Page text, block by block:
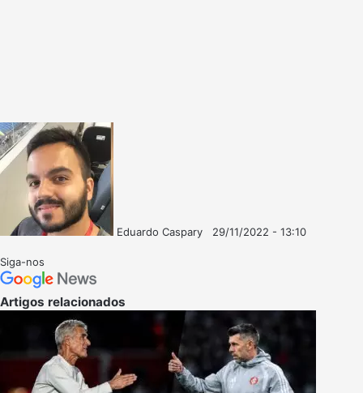
Eduardo Caspary
29/11/2022 - 13:10
Siga-nos
Artigos relacionados